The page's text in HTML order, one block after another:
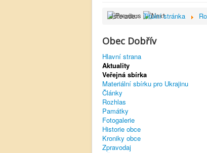
Jste zde: Titulní stránka
Obec Dobřív
Hlavní strana
Aktuality
Veřejná sbírka
Materiální sbírku pro Ukrajinu
Články
Rozhlas
Památky
Fotogalerie
Historie obce
Kroniky obce
Zpravodaj